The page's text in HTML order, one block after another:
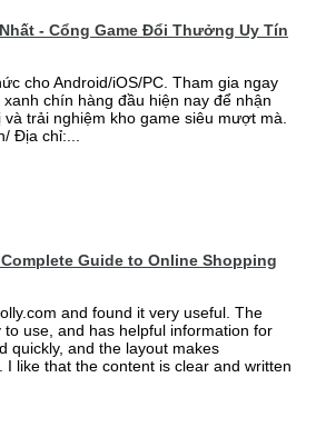
- Cổng Game Đổi Thưởng Uy Tín
cho Android/iOS/PC. Tham gia ngay
chín hàng đầu hiện nay để nhận
trải nghiệm kho game siêu mượt mà.
Địa chỉ:...
Guide to Online Shopping
and found it very useful. The
to use, and has helpful information for
quickly, and the layout makes
I like that the content is clear and written